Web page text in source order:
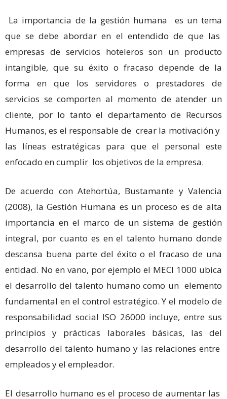
La importancia de la gestión humana es un tema
que se debe abordar en el entendido de que las
empresas de servicios hoteleros son un producto
intangible, que su éxito o fracaso depende de la
forma en que los servidores o prestadores de
servicios se comporten al momento de atender un
cliente, por lo tanto el departamento de Recursos
Humanos, es el responsable de crear la motivación y
las líneas estratégicas para que el personal este
enfocado en cumplir los objetivos de la empresa.
De acuerdo con Atehortúa, Bustamante y Valencia
(2008), la Gestión Humana es un proceso es de alta
importancia en el marco de un sistema de gestión
integral, por cuanto es en el talento humano donde
descansa buena parte del éxito o el fracaso de una
entidad. No en vano, por ejemplo el MECI 1000 ubica
el desarrollo del talento humano como un elemento
fundamental en el control estratégico. Y el modelo de
responsabilidad social ISO 26000 incluye, entre sus
principios y prácticas laborales básicas, las del
desarrollo del talento humano y las relaciones entre
empleados y el empleador.
El desarrollo humano es el proceso de aumentar las